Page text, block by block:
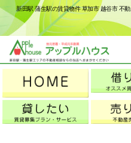
新田駅 蒲生駅の賃貸物件 草加市 越谷市 不